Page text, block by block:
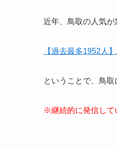
近年、鳥取の人気が
【過去最多1952人
ということで、鳥
※継続的に発信して